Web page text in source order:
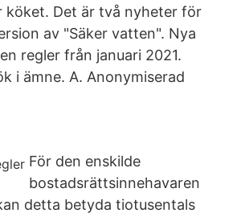
köket. Det är två nyheter för
av "Säker vatten". Nya
regler från januari 2021.
i ämne. A. Anonymiserad
För den enskilde
bostadsrättsinnehavaren
detta betyda tiotusentals